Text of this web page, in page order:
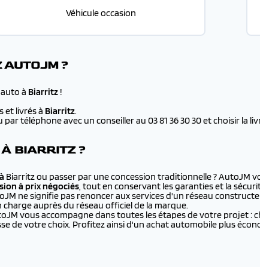
Véhicule occasion
AUTOJM ?
à Biarritz !
et livrés à Biarritz.
téléphone avec un conseiller au 03 81 36 30 30 et choisir la
À BIARRITZ ?
Biarritz ou passer par une concession traditionnelle ? AutoJM
à prix négociés, tout en conservant les garanties et la
ne signifie pas renoncer aux services d'un réseau
charge auprès du réseau officiel de la marque.
vous accompagne dans toutes les étapes de votre projet :
de votre choix. Profitez ainsi d'un achat automobile plus